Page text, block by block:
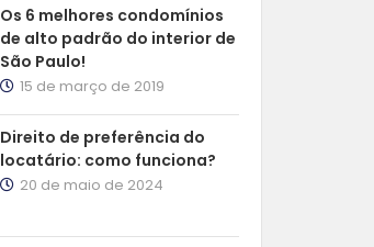
Os 6 melhores condomínios
de alto padrão do interior de
São Paulo!
15 de março de 2019
Direito de preferência do
locatário: como funciona?
20 de maio de 2024